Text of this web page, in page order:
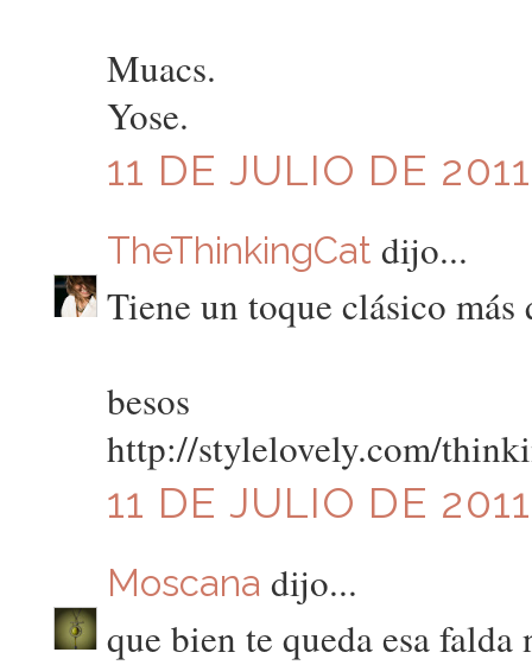
Muacs.
Yose.
11 DE JULIO DE
TheThinkingCat dijo...
Tiene un toque clásico
besos
http://stylelovely.com/
11 DE JULIO DE
Moscana dijo...
que bien te queda esa falda